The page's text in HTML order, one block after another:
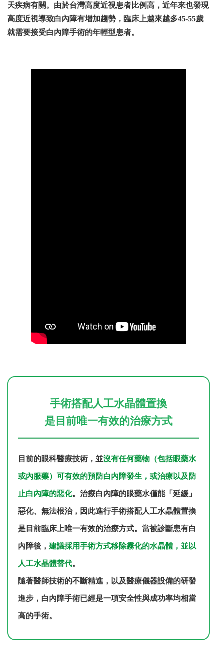
天疾病有關。由於台灣高度近視患者比例高，近年來也發現
高度近視導致白內障有增加趨勢，臨床上越來越多45-55歲
就需要接受白內障手術的年輕型患者。
手術搭配人工水晶體置換
是目前唯一有效的治療方式
目前的眼科醫療技術，並沒有任何藥物（包括眼藥水
或內服藥）可有效的預防白內障發生，或治療以及防
止白內障的惡化。治療白內障的眼藥水僅能「延緩」
惡化、無法根治，因此進行手術搭配人工水晶體置換
是目前臨床上唯一有效的治療方式。當被診斷患有白
內障後， 建議採用手術方式移除霧化的水晶體，並以
人工水晶體替代。
隨著醫師技術的不斷精進，以及醫療儀器設備的研發
進步，白內障手術已經是一項安全性與成功率均相當
高的手術。